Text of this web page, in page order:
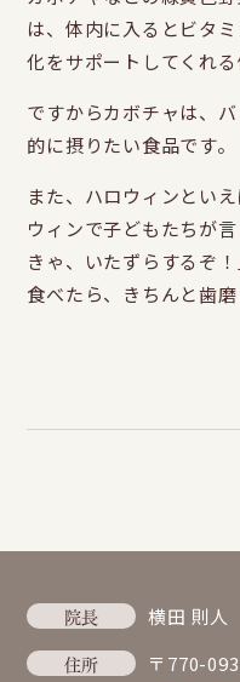
は、体内に入るとビタ
化をサポートしてくれる
ですからカボチャは、
的に摂りたい食品です。
また、ハロウィンとい
ウィンで子どもたちが
きゃ、いたずらするぞ
食べたら、きちんと歯磨
院長 横田 則人
住所
〒770-